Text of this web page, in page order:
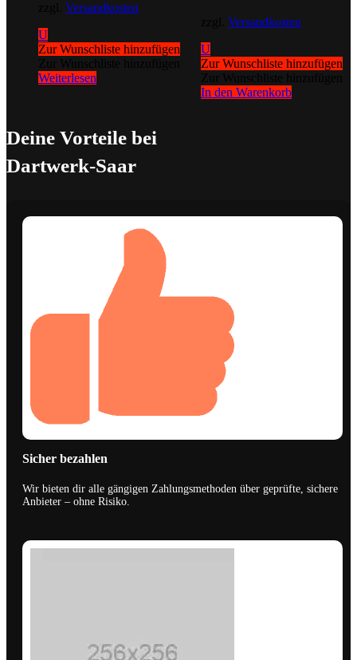
Versandkosten
U
Zur Wunschliste hinzufügen
Weiterlesen
Versandkosten
U
Zur Wunschliste hinzufügen
In den Warenkorb
Deine Vorteile bei
Dartwerk-Saar
Sicher bezahlen
Wir bieten dir alle gängigen Zahlungsmethoden über geprüfte, sichere
Anbieter – ohne Risiko.